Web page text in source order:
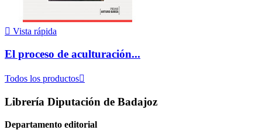
 Vista rápida
El proceso de aculturación...
Todos los productos
Librería Diputación de Badajoz
Departamento editorial